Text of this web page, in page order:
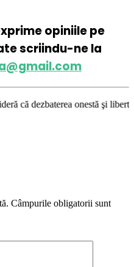
opiniile pe
scriindu-ne la
şi libertatea de
Câmpurile obligatorii sunt